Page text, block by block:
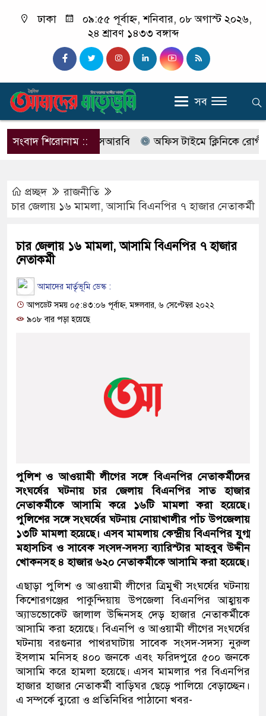
ঢাকা
০৯:৫৫ পূর্বাহ্ন, শনিবার, ০৮ অগাস্ট ২০২৬,
২৪ শ্রাবণ ১৪৩৩ বঙ্গাব্দ
সব
সংবাদ শিরোনাম ::
বদলে আসছে এসআরবি অফিস টাইমে ক্লিনিকে রোগী
প্রচ্ছদ
রাজনীতি
চার জেলায় ১৬ মামলা, আসামি বিএনপির ৭ হাজার নেতাকর্মী
চার জেলায় ১৬ মামলা, আসামি বিএনপির ৭ হাজার
নেতাকর্মী
আমাদের মার্তৃভূমি ডেস্ক :
আপডেট সময় ০৫:৪৩:০৬ পূর্বাহ্ন, মঙ্গলবার, ৬ সেপ্টেম্বর ২০২২
৯০৮ বার পড়া হয়েছে
পুলিশ ও আওয়ামী লীগের সঙ্গে বিএনপির নেতাকর্মীদের
সংঘর্ষের ঘটনায় চার জেলায় বিএনপির সাত হাজার
নেতাকর্মীকে আসামি করে ১৬টি মামলা করা হয়েছে।
পুলিশের সঙ্গে সংঘর্ষের ঘটনায় নোয়াখালীর পাঁচ উপজেলায়
১৩টি মামলা হয়েছে। এসব মামলায় কেন্দ্রীয় বিএনপির যুগ্ম
মহাসচিব ও সাবেক সংসদ-সদস্য ব্যারিস্টার মাহবুব উদ্দীন
খোকনসহ ৪ হাজার ৬২০ নেতাকর্মীকে আসামি করা হয়েছে।
এছাড়া পুলিশ ও আওয়ামী লীগের ত্রিমুখী সংঘর্ষের ঘটনায়
কিশোরগঞ্জের পাকুন্দিয়ায় উপজেলা বিএনপির আহ্বায়ক
অ্যাডভোকেট জালাল উদ্দিনসহ দেড় হাজার নেতাকর্মীকে
আসামি করা হয়েছে। বিএনপি ও আওয়ামী লীগের সংঘর্ষের
ঘটনায় বরগুনার পাথরঘাটায় সাবেক সংসদ-সদস্য নুরুল
ইসলাম মনিসহ ৪০০ জনকে এবং ফরিদপুরে ৫০০ জনকে
আসামি করে হামলা হয়েছে। এসব মামলার পর বিএনপির
হাজার হাজার নেতাকর্মী বাড়িঘর ছেড়ে পালিয়ে বেড়াচ্ছেন।
এ সম্পর্কে ব্যুরো ও প্রতিনিধির পাঠানো খবর-